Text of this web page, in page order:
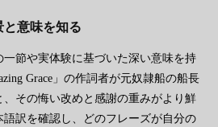
意味を知る
節や実体験に基づいた深い意味を持
Grace」の作詞者が元奴隷船の船長
その悔い改めと感謝の重みがより鮮
訳を確認し、どのフレーズが自分の